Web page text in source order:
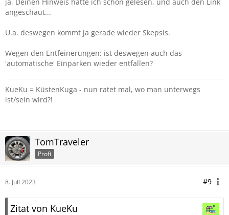
angeschaut...
U.a. deswegen kommt ja gerade wieder Skepsis.
Wegen den Entfeinerungen: ist deswegen auch das
'automatische' Einparken wieder entfallen?
KueKu = KüstenKuga - nun ratet mal, wo man unterwegs
ist/sein wird?!
TomTraveler
Profi
8. Juli 2023 #9
Zitat von KueKu